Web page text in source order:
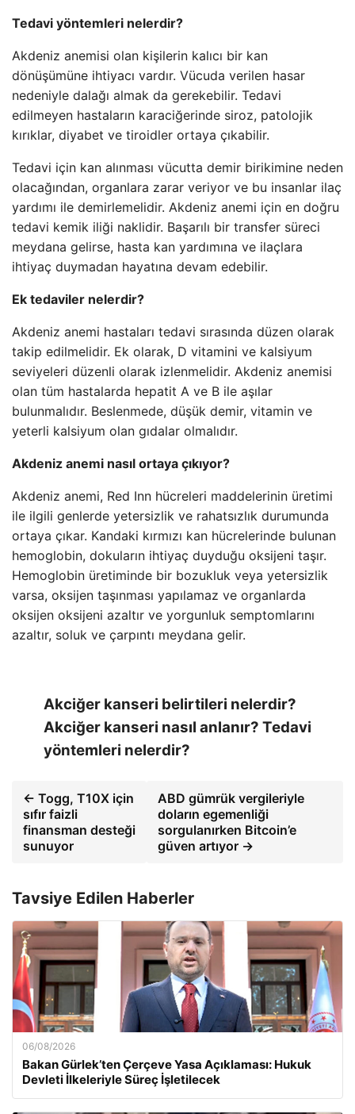
Tedavi yöntemleri nelerdir?
Akdeniz anemisi olan kişilerin kalıcı bir kan
dönüşümüne ihtiyacı vardır. Vücuda verilen hasar
nedeniyle dalağı almak da gerekebilir. Tedavi
edilmeyen hastaların karaciğerinde siroz, patolojik
kırıklar, diyabet ve tiroidler ortaya çıkabilir.
Tedavi için kan alınması vücutta demir birikimine neden
olacağından, organlara zarar veriyor ve bu insanlar ilaç
yardımı ile demirlemelidir. Akdeniz anemi için en doğru
tedavi kemik iliği naklidir. Başarılı bir transfer süreci
meydana gelirse, hasta kan yardımına ve ilaçlara
ihtiyaç duymadan hayatına devam edebilir.
Ek tedaviler nelerdir?
Akdeniz anemi hastaları tedavi sırasında düzen olarak
takip edilmelidir. Ek olarak, D vitamini ve kalsiyum
seviyeleri düzenli olarak izlenmelidir. Akdeniz anemisi
olan tüm hastalarda hepatit A ve B ile aşılar
bulunmalıdır. Beslenmede, düşük demir, vitamin ve
yeterli kalsiyum olan gıdalar olmalıdır.
Akdeniz anemi nasıl ortaya çıkıyor?
Akdeniz anemi, Red Inn hücreleri maddelerinin üretimi
ile ilgili genlerde yetersizlik ve rahatsızlık durumunda
ortaya çıkar. Kandaki kırmızı kan hücrelerinde bulunan
hemoglobin, dokuların ihtiyaç duyduğu oksijeni taşır.
Hemoglobin üretiminde bir bozukluk veya yetersizlik
varsa, oksijen taşınması yapılamaz ve organlarda
oksijen oksijeni azaltır ve yorgunluk semptomlarını
azaltır, soluk ve çarpıntı meydana gelir.
Akciğer kanseri belirtileri nelerdir?
Akciğer kanseri nasıl anlanır? Tedavi
yöntemleri nelerdir?
← Togg, T10X için
sıfır faizli
finansman desteği
sunuyor
ABD gümrük vergileriyle
doların egemenliği
sorgulanırken Bitcoin’e
güven artıyor →
Tavsiye Edilen Haberler
06/08/2026
Bakan Gürlek’ten Çerçeve Yasa Açıklaması: Hukuk
Devleti İlkeleriyle Süreç İşletilecek